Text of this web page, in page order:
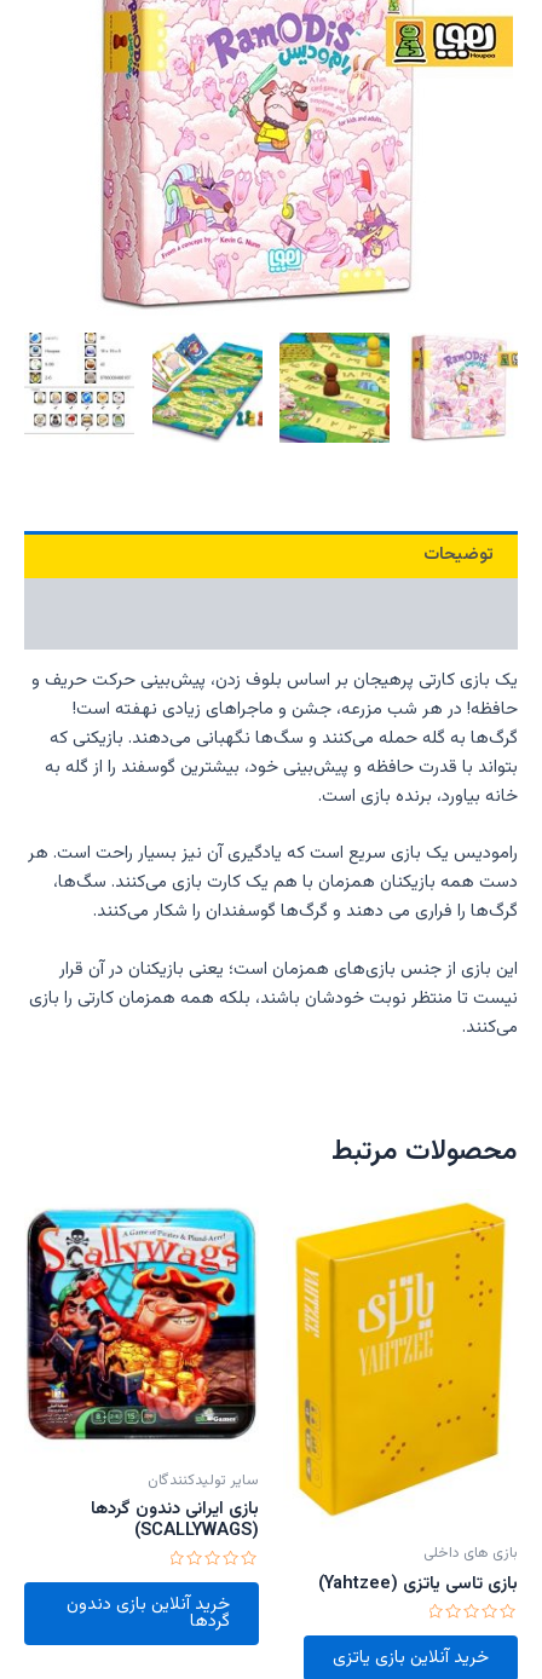
توضیحات
یک بازی کارتی پرهیجان بر اساس بلوف زدن، پیش‌بینی حرکت حریف و
حافظه! در هر شب مزرعه، جشن و ماجراهای زیادی نهفته است!
گرگ‌ها به گله حمله می‌کنند و سگ‌ها نگهبانی می‌دهند. بازیکنی که
بتواند با قدرت حافظه و پیش‌بینی خود، بیشترین گوسفند را از گله به
خانه بیاورد، برنده بازی است.
رامودیس یک بازی سریع است که یادگیری آن نیز بسیار راحت است. هر
دست همه بازیکنان همزمان با هم یک کارت بازی می‌کنند. سگ‌ها،
گرگ‌ها را فراری می دهند و گرگ‌ها گوسفندان را شکار می‌کنند.
این بازی از جنس بازی‌های همزمان است؛ یعنی بازیکنان در آن قرار
نیست تا منتظر نوبت خودشان باشند، بلکه همه همزمان کارتی را بازی
می‌کنند.
محصولات مرتبط
بازی های داخلی
بازی تاسی یاتزی (Yahtzee)
امتیاز
خرید آنلاین بازی یاتزی
سایر تولیدکنندگان
بازی ایرانی دندون گردها
(SCALLYWAGS)
امتیاز
خرید آنلاین بازی دندون
گردها